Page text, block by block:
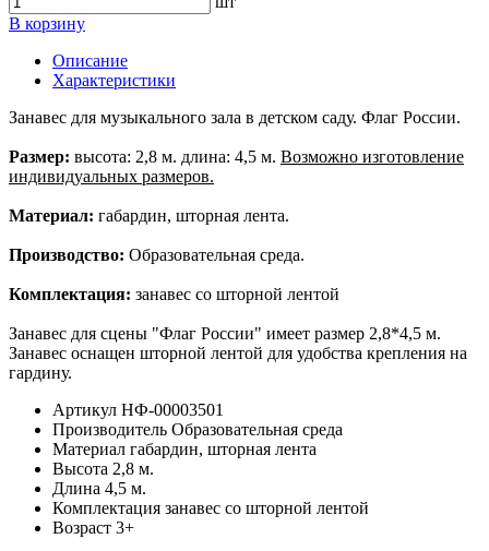
В корзину
Описание
Характеристики
Занавес для музыкального зала в детском саду. Флаг России.
Размер: высота: 2,8 м. длина: 4,5 м. Возможно изготовление
индивидуальных размеров.
Материал: габардин, шторная лента.
Производство: Образовательная среда.
Комплектация: занавес со шторной лентой
Занавес для сцены "Флаг России" имеет размер 2,8*4,5 м.
Занавес оснащен шторной лентой для удобства крепления на
гардину.
Артикул НФ-00003501
Производитель Образовательная среда
Материал габардин, шторная лента
Высота 2,8 м.
Длина 4,5 м.
Комплектация занавес со шторной лентой
Возраст 3+